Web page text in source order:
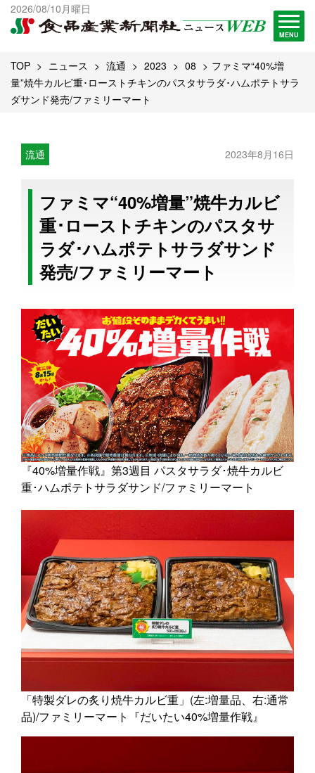
2026/08/10月曜日
MENU
出版物一覧へ
試読・購読申し込み
TOP ニュース 流通 2023 08
ファミマ“40%増
量”焼牛カルビ重･ローストチキンのパスタサラダ･ハムポテトサラ
ダサンド発売/ファミリーマート
流通 2023年8月16日
ファミマ“40%増量”焼牛カルビ
重･ローストチキンのパスタサ
ラダ･ハムポテトサラダサンド
発売/ファミリーマート
『40%増量作戦』第3週目 パスタサラダ･焼牛カルビ
重･ハムポテトサラダサンド/ファミリーマート
「特製ダレの炙り焼牛カルビ重」(左:増量品、右:通常
品)/ファミリーマート『だいたい40%増量作戦』